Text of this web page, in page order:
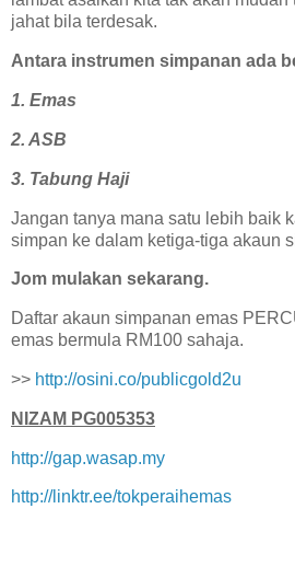
jahat bila terdesak.
Antara instrumen simpanan ada
1. Emas
2. ASB
3. Tabung Haji
Jangan tanya mana satu lebih baik
simpan ke dalam ketiga-tiga akaun
Jom mulakan sekarang.
Daftar akaun simpanan emas
emas bermula RM100 sahaja.
>> http://osini.co/publicgold2u
NIZAM PG005353
http://gap.wasap.my
http://linktr.ee/tokperaihemas